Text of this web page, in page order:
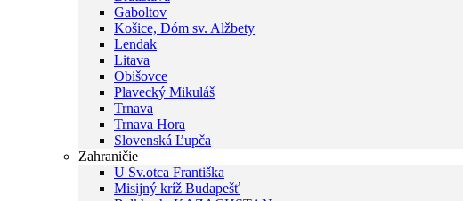
Gaboltov
Košice, Dóm sv. Alžbety
Lendak
Litava
Obišovce
Plavecký Mikuláš
Trnava
Trnava Hora
Slovenská Ľupča
Zahraničie
U Sv.otca Františka
Misijný kríž Budapešť